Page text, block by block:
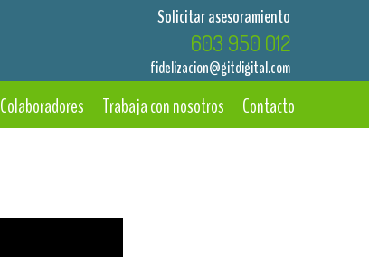
Solicitar asesoramiento
603 950 012
fidelizacion@gitdigital.com
Colaboradores Trabaja con nosotros Contacto